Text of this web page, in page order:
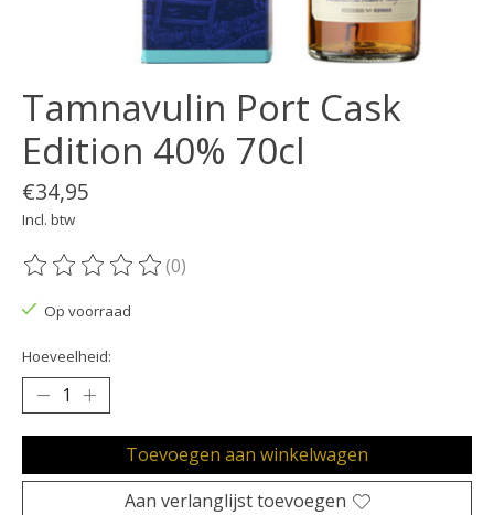
Tamnavulin Port Cask
Edition 40% 70cl
€34,95
Incl. btw
De beoordeling van dit product is
(0)
Op voorraad
Hoeveelheid:
Toevoegen aan winkelwagen
Aan verlanglijst toevoegen